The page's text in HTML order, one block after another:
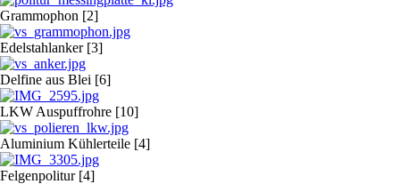
Grammophon [2]
Edelstahlanker [3]
Delfine aus Blei [6]
LKW Auspuffrohre [10]
Aluminium Kühlerteile [4]
Felgenpolitur [4]